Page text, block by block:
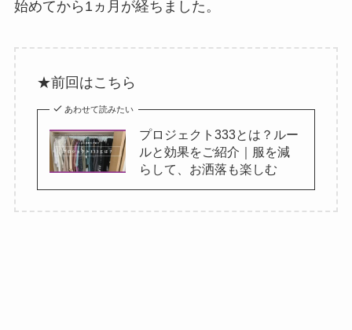
始めてから1ヵ月が経ちました。
★前回はこちら
あわせて読みたい
プロジェクト333とは？ルー
ルと効果をご紹介｜服を減
らして、お洒落も楽しむ